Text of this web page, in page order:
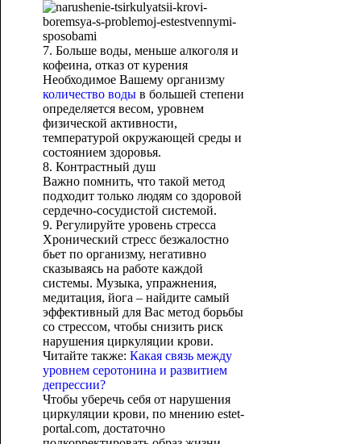
7. Больше воды, меньше алкоголя и
кофеина, отказ от курения
Необходимое Вашему организму
количество водыв большей степени
определяется весом, уровнем
физической активности,
температурой окружающей среды и
состоянием здоровья.
8. Контрастный душ
Важно помнить, что такой метод
подходит только людям со здоровой
сердечно-сосудистой системой.
9. Регулируйте уровень стресса
Хронический стресс безжалостно
бьет по организму, негативно
сказываясь на работе каждой
системы. Музыка, упражнения,
медитация, йога – найдите самый
эффективный для Вас метод борьбы
со стрессом, чтобы снизить риск
нарушения циркуляции крови.
Читайте также: Какая связь между
уровнем серотонина и развитием
депрессии?
Чтобы уберечь себя от нарушения
циркуляции крови, по мнению estet-
portal.com, достаточно